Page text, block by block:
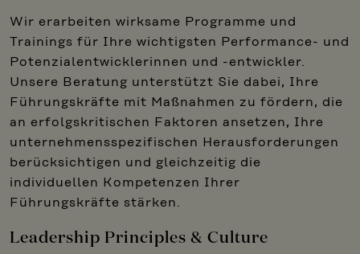
Wir erarbeiten wirksame Programme und
Trainings für Ihre wichtigsten Performance- und
Potenzialentwicklerinnen und -entwickler.
Unsere Beratung unterstützt Sie dabei, Ihre
Führungskräfte mit Maßnahmen zu fördern, die
an erfolgskritischen Faktoren ansetzen, Ihre
unternehmensspezifischen Herausforderungen
berücksichtigen und gleichzeitig die
individuellen Kompetenzen Ihrer
Führungskräfte stärken.
Leadership Principles & Culture